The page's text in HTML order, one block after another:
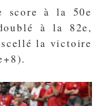
score à la 50e
à la 82e,
la victoire